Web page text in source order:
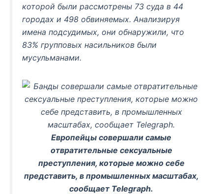
которой были рассмотрены 73 суда в 44
городах и 498 обвиняемых. Анализируя
имена подсудимых, они обнаружили, что
83% групповых насильников были
мусульманами.
Европейцы совершали самые
отвратительные сексуальные
преступления, которые можно себе
представить, в промышленных масштабах,
сообщает Telegraph.